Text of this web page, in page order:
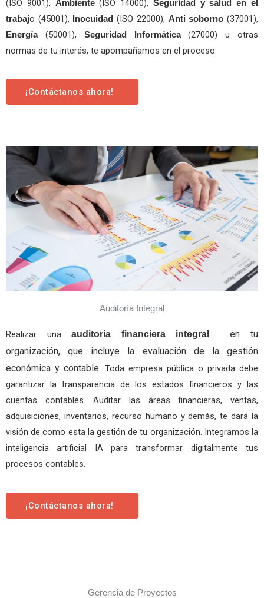
(ISO 9001), Ambiente(ISO 14000), Seguridad y salud en el
trabajo (45001), Inocuidad (ISO 22000), Anti soborno (37001),
Energía(50001), Seguridad Informática(27000) u otras
normas de tu interés, te apompañamos en el proceso.
¡Contáctanos ahora!
Auditoría Integral
Realizar unaauditoría financiera integral
en tu
organización, que incluye la evaluación de la gestión
económica y contable. Toda empresa pública o privada debe
garantizar la transparencia de los estados financieros y las
cuentas contables. Auditar las áreas financieras, ventas,
adquisiciones, inventarios, recurso humano y demás, te dará la
visión de como esta la gestión de tu organización. Integramos la
inteligencia artificial IA para transformar digitalmente tus
procesos contables.
¡Contáctanos ahora!
Gerencia de Proyectos